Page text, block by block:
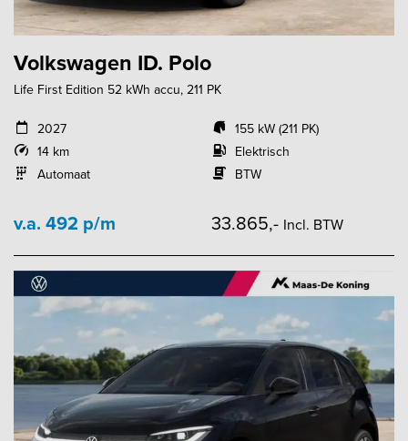
Volkswagen ID. Polo
Life First Edition 52 kWh accu, 211 PK
2027
14 km
Automaat
155 kW (211 PK)
Elektrisch
BTW
v.a. 492 p/m 33.865,- Incl. BTW